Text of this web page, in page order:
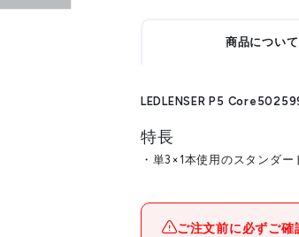
商品について
LEDLENSER P5
特長
・単3×1本使用のスタンダー
ご注文前に必ずご確